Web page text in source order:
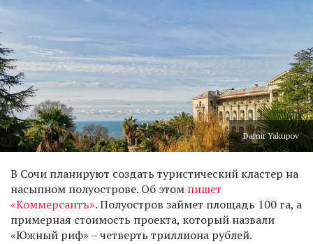
Damir Yakupov
В Сочи планируют создать туристический кластер на
насыпном полуострове. Об этом пишет
«Коммерсантъ». Полуостров займет площадь 100 га, а
примерная стоимость проекта, который назвали
«Южный риф» – четверть триллиона рублей.